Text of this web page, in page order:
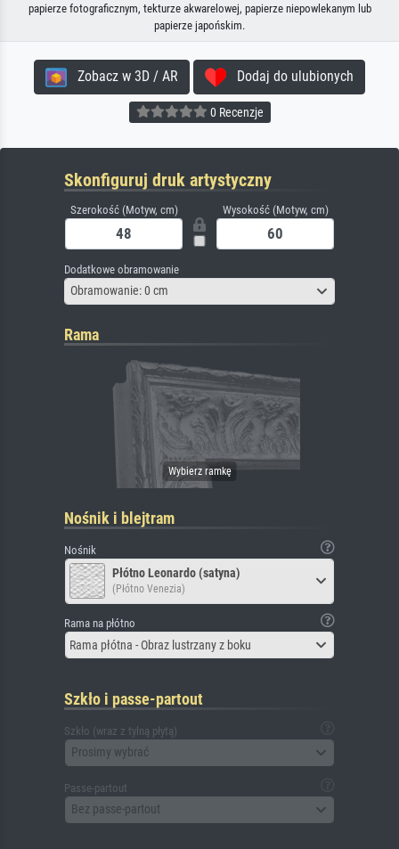
papierze fotograficznym, tekturze akwarelowej, papierze niepowlekanym lub
papierze japońskim.
Zobacz w 3D / AR Dodaj do ulubionych
0 Recenzje
Skonfiguruj druk artystyczny
Szerokość (Motyw, cm) Wysokość (Motyw, cm)
Dodatkowe obramowanie
Obramowanie: 0 cm
Rama
Nośnik i blejtram
Nośnik
Płótno Leonardo (satyna)
(Płótno Venezia)
Rama na płótno
Rama płótna - Obraz lustrzany z boku
Szkło i passe-partout
Szkło (wraz z tylną płytą)
Prosimy wybrać
Passe-partout
Bez passe-partout